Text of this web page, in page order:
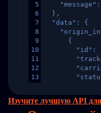
5
6
7
8
9
10
11
12
13
16
  },
  "data": {
      {
"id":
Изучите лучшую API